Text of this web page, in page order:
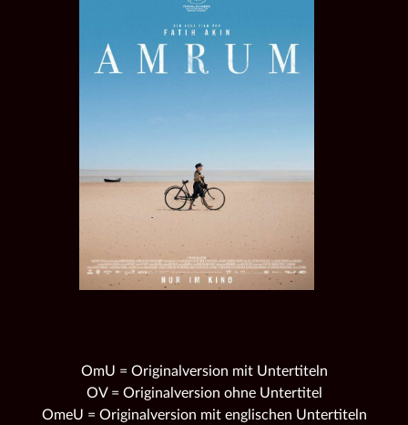
OmU = Originalversion mit Untertiteln
OV = Originalversion ohne Untertitel
OmeU = Originalversion mit englischen Untertiteln